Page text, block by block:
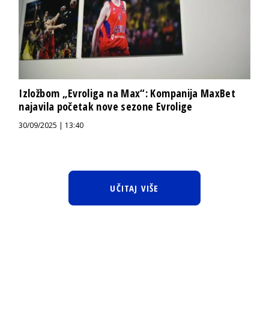
Izložbom „Evroliga na Max“: Kompanija MaxBet
najavila početak nove sezone Evrolige
30/09/2025 | 13:40
UČITAJ VIŠE